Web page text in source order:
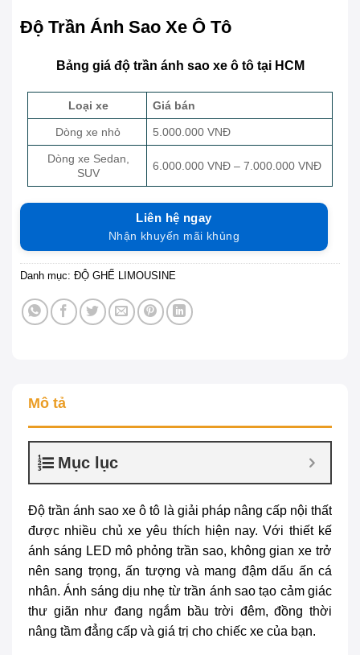
Độ Trần Ánh Sao Xe Ô Tô
Bảng giá độ trần ánh sao xe ô tô tại HCM
Loại xe Giá bán
Dòng xe nhỏ 5.000.000 VNĐ
Dòng xe Sedan,
SUV
6.000.000 VNĐ – 7.000.000 VNĐ
Liên hệ ngay
Nhận khuyến mãi khủng
Danh mục: ĐỘ GHẾ LIMOUSINE
Mô tả
Mục lục
Độ trần ánh sao xe ô tô là giải pháp nâng cấp nội thất
được nhiều chủ xe yêu thích hiện nay. Với thiết kế
ánh sáng LED mô phỏng trần sao, không gian xe trở
nên sang trọng, ấn tượng và mang đậm dấu ấn cá
nhân. Ánh sáng dịu nhẹ từ trần ánh sao tạo cảm giác
thư giãn như đang ngắm bầu trời đêm, đồng thời
nâng tầm đẳng cấp và giá trị cho chiếc xe của bạn.